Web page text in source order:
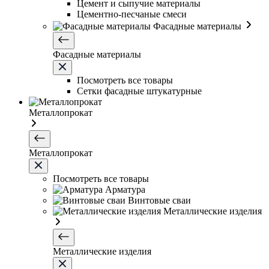
Цемент и сыпучие материалы
Цементно-песчаные смеси
Фасадные материалы
Фасадные материалы
Посмотреть все товары
Сетки фасадные штукатурные
Металлопрокат
Металлопрокат
Посмотреть все товары
Арматура
Винтовые сваи
Металлические изделия
Металлические изделия